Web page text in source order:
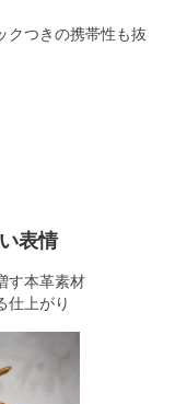
クつきの携帯性も抜
表情
す本革素材
仕上がり